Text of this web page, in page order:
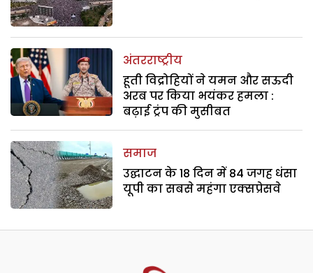
अंतरराष्ट्रीय
हूती विद्रोहियों ने यमन और सऊदी
अरब पर किया भयंकर हमला :
बढ़ाई ट्रंप की मुसीबत
समाज
उद्घाटन के 18 दिन में 84 जगह धंसा
यूपी का सबसे महंगा एक्सप्रेसवे